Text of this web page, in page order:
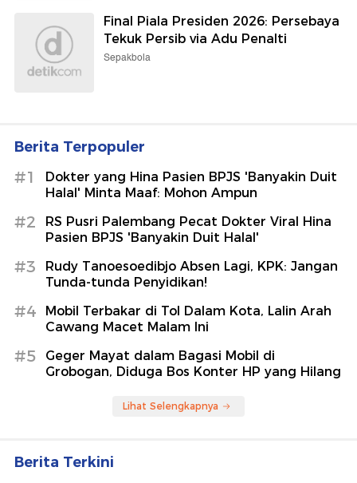
Final Piala Presiden 2026: Persebaya
Tekuk Persib via Adu Penalti
Sepakbola
Berita Terpopuler
#1
Dokter yang Hina Pasien BPJS 'Banyakin Duit
Halal' Minta Maaf: Mohon Ampun
#2
RS Pusri Palembang Pecat Dokter Viral Hina
Pasien BPJS 'Banyakin Duit Halal'
#3
Rudy Tanoesoedibjo Absen Lagi, KPK: Jangan
Tunda-tunda Penyidikan!
#4
Mobil Terbakar di Tol Dalam Kota, Lalin Arah
Cawang Macet Malam Ini
#5
Geger Mayat dalam Bagasi Mobil di
Grobogan, Diduga Bos Konter HP yang Hilang
Lihat Selengkapnya
Berita Terkini